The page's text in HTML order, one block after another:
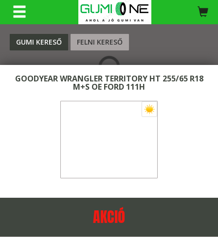
GUMI KERESŐ FELNI KERESŐ
KERESÉS
GOODYEAR WRANGLER TERRITORY HT 255/65 R18
M+S OE FORD 111H
AKCIÓ